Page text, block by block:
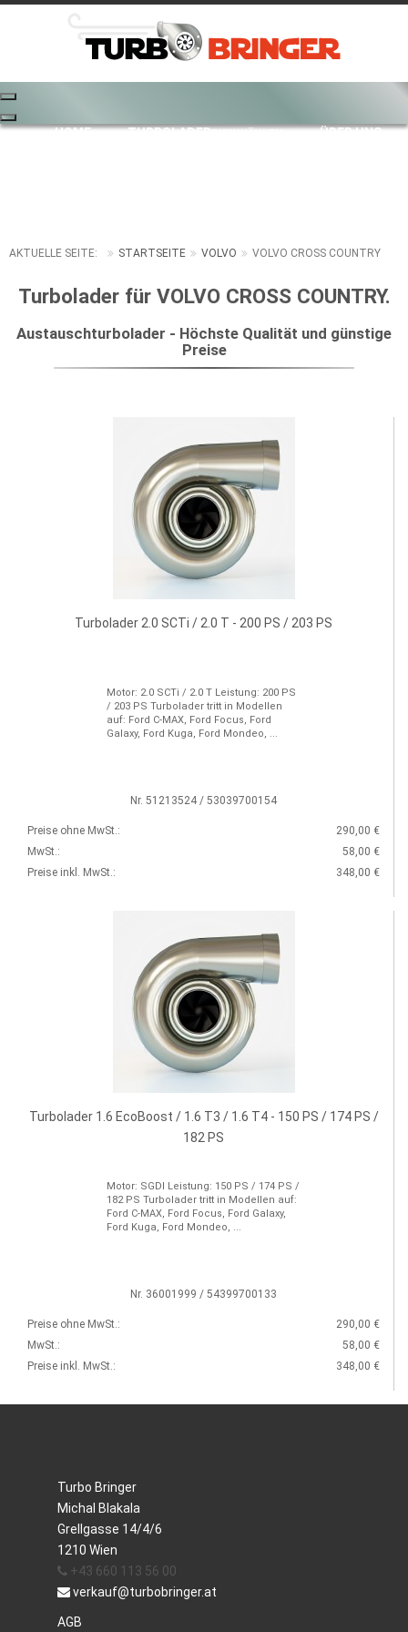
HOME TURBOLADER ÜBER UNS
AKTUELLE SEITE: STARTSEITE VOLVO VOLVO CROSS COUNTRY
Turbolader für VOLVO CROSS COUNTRY.
Austauschturbolader - Höchste Qualität und günstige
Preise
Turbolader 2.0 SCTi / 2.0 T - 200 PS / 203 PS
Motor: 2.0 SCTi / 2.0 T Leistung: 200 PS
/ 203 PS Turbolader tritt in Modellen
auf: Ford C-MAX, Ford Focus, Ford
Galaxy, Ford Kuga, Ford Mondeo, ...
Nr. 51213524 / 53039700154
Preise ohne MwSt.:
290,00 €
MwSt.:
58,00 €
Preise inkl. MwSt.:
348,00 €
Turbolader 1.6 EcoBoost / 1.6 T3 / 1.6 T4 - 150 PS / 174 PS /
182 PS
Motor: SGDI Leistung: 150 PS / 174 PS /
182 PS Turbolader tritt in Modellen auf:
Ford C-MAX, Ford Focus, Ford Galaxy,
Ford Kuga, Ford Mondeo, ...
Nr. 36001999 / 54399700133
Preise ohne MwSt.:
290,00 €
MwSt.:
58,00 €
Preise inkl. MwSt.:
348,00 €
Turbo Bringer
Michal Blakala
Grellgasse 14/4/6
1210 Wien
+43 660 113 56 00
verkauf@turbobringer.at
AGB